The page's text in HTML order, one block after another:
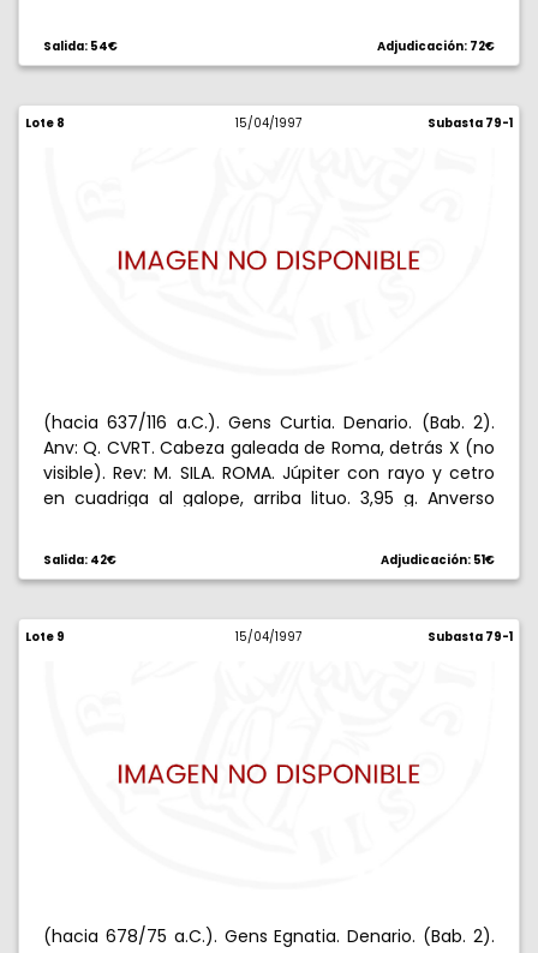
Salida: 54€ Adjudicación: 72€
Lote 8 15/04/1997 Subasta 79-1
(hacia 637/116 a.C.). Gens Curtia. Denario. (Bab. 2).
Anv: Q. CVRT. Cabeza galeada de Roma, detrás X (no
visible). Rev: M. SILA. ROMA. Júpiter con rayo y cetro
en cuadriga al galope, arriba lituo. 3,95 g. Anverso
Salida: 42€ Adjudicación: 51€
Lote 9 15/04/1997 Subasta 79-1
(hacia 678/75 a.C.). Gens Egnatia. Denario. (Bab. 2).